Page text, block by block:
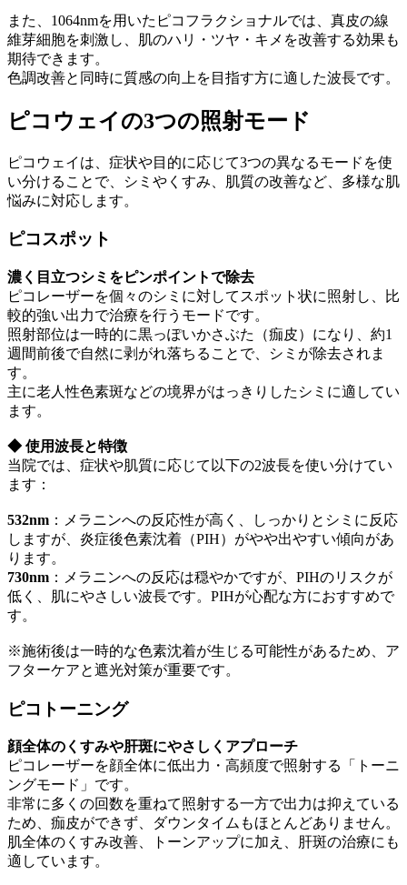
また、1064nmを用いたピコフラクショナルでは、真皮の線
維芽細胞を刺激し、肌のハリ・ツヤ・キメを改善する効果も
期待できます。
色調改善と同時に質感の向上を目指す方に適した波長です。
ピコウェイの3つの照射モード
ピコウェイは、症状や目的に応じて3つの異なるモードを使
い分けることで、シミやくすみ、肌質の改善など、多様な肌
悩みに対応します。
ピコスポット
濃く目立つシミをピンポイントで除去
ピコレーザーを個々のシミに対してスポット状に照射し、比
較的強い出力で治療を行うモードです。
照射部位は一時的に黒っぽいかさぶた（痂皮）になり、約1
週間前後で自然に剥がれ落ちることで、シミが除去されま
す。
主に老人性色素斑などの境界がはっきりしたシミに適してい
ます。
◆ 使用波長と特徴
当院では、症状や肌質に応じて以下の2波長を使い分けてい
ます：
532nm ：メラニンへの反応性が高く、しっかりとシミに反応
しますが、炎症後色素沈着（PIH）がやや出やすい傾向があ
ります。
730nm ：メラニンへの反応は穏やかですが、PIHのリスクが
低く、肌にやさしい波長です。PIHが心配な方におすすめで
す。
※施術後は一時的な色素沈着が生じる可能性があるため、ア
フターケアと遮光対策が重要です。
ピコトーニング
顔全体のくすみや肝斑にやさしくアプローチ
ピコレーザーを顔全体に低出力・高頻度で照射する「トーニ
ングモード」です。
非常に多くの回数を重ねて照射する一方で出力は抑えている
ため、痂皮ができず、ダウンタイムもほとんどありません。
肌全体のくすみ改善、トーンアップに加え、肝斑の治療にも
適しています。